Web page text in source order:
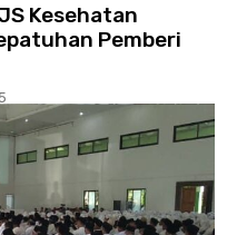
Kesehatan
Pemberi